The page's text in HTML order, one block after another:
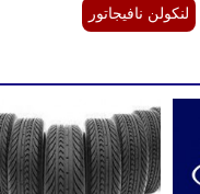
لنكولن نافيجاتور